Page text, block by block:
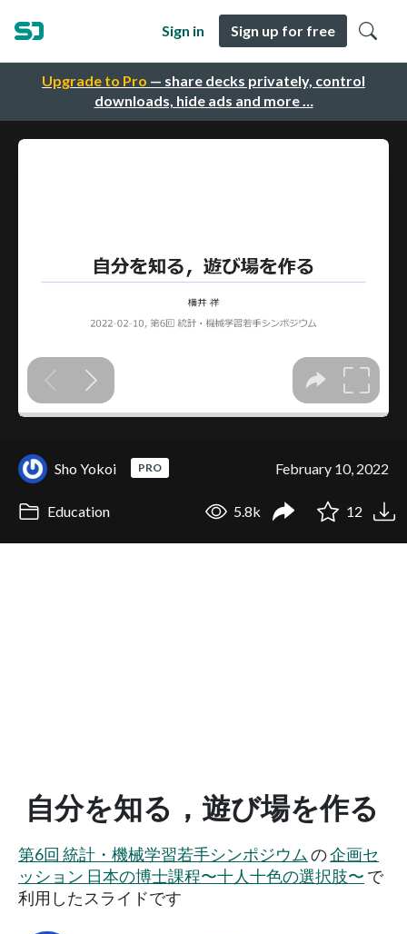
Upgrade to Pro — share decks privately, control
downloads, hide ads and more …
Sign in Sign up for free
Sho Yokoi PRO February 10, 2022
Education 5.8k 12
自分を知る，遊び場を作る
第6回 統計・機械学習若手シンポジウム の企画セ
ッション 日本の博士課程〜十人十色の選択肢〜 で
利用したスライドです